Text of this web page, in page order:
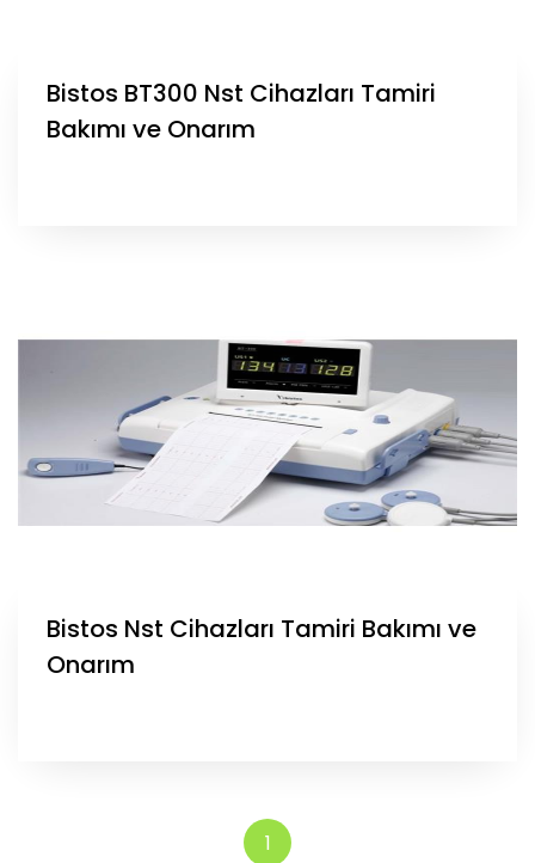
Bistos BT300 Nst Cihazları Tamiri
Bakımı ve Onarım
Bistos Nst Cihazları Tamiri Bakımı ve
Onarım
1